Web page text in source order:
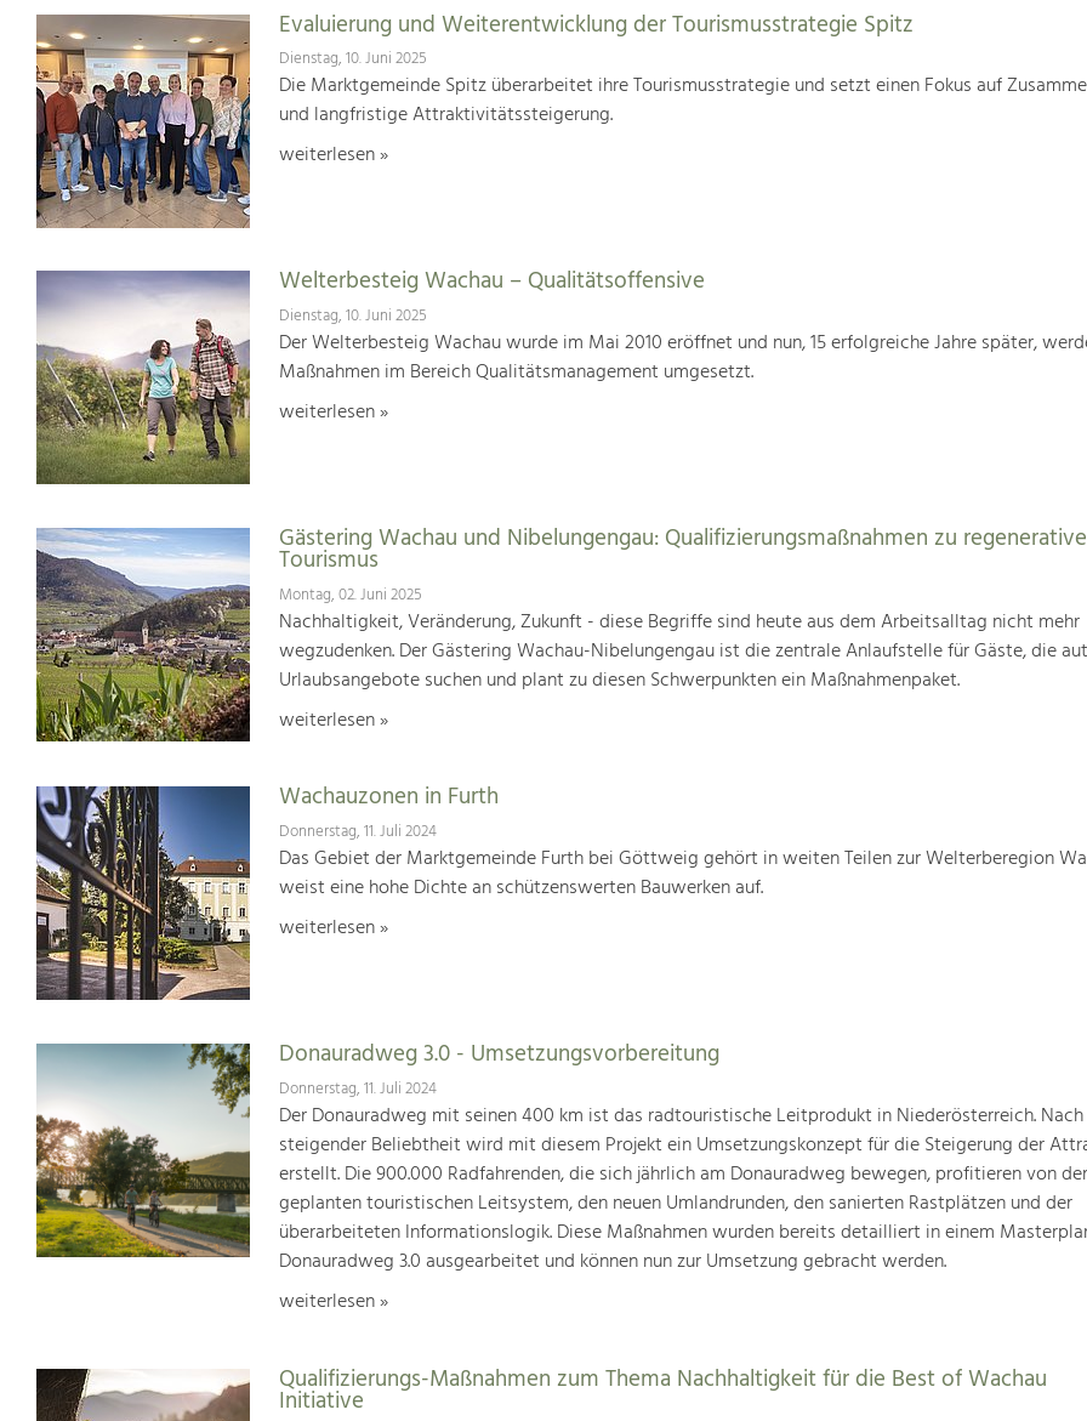
Evaluierung und Weiterentwicklung der Tourismusstrategie Spitz
Dienstag, 10. Juni 2025
Die Marktgemeinde Spitz überarbeitet ihre Tourismusstrategie und setzt einen Fokus auf
und langfristige Attraktivitätssteigerung.
weiterlesen »
Welterbesteig Wachau – Qualitätsoffensive
Dienstag, 10. Juni 2025
Der Welterbesteig Wachau wurde im Mai 2010 eröffnet und nun, 15 erfolgreiche Jahre später,
Maßnahmen im Bereich Qualitätsmanagement umgesetzt.
weiterlesen »
Gästering Wachau und Nibelungengau: Qualifizierungsmaßnahmen zu
Tourismus
Montag, 02. Juni 2025
Nachhaltigkeit, Veränderung, Zukunft - diese Begriffe sind heute aus dem Arbeitsalltag nicht mehr
wegzudenken. Der Gästering Wachau-Nibelungengau ist die zentrale Anlaufstelle für Gäste, die
Urlaubsangebote suchen und plant zu diesen Schwerpunkten ein Maßnahmenpaket.
weiterlesen »
Wachauzonen in Furth
Donnerstag, 11. Juli 2024
Das Gebiet der Marktgemeinde Furth bei Göttweig gehört in weiten Teilen zur Welterberegion
weist eine hohe Dichte an schützenswerten Bauwerken auf.
weiterlesen »
Donauradweg 3.0 - Umsetzungsvorbereitung
Donnerstag, 11. Juli 2024
Der Donauradweg mit seinen 400 km ist das radtouristische Leitprodukt in Niederösterreich. Nach
steigender Beliebtheit wird mit diesem Projekt ein Umsetzungskonzept für die Steigerung der
erstellt. Die 900.000 Radfahrenden, die sich jährlich am Donauradweg bewegen, profitieren von
geplanten touristischen Leitsystem, den neuen Umlandrunden, den sanierten Rastplätzen und der
überarbeiteten Informationslogik. Diese Maßnahmen wurden bereits detailliert in einem
Donauradweg 3.0 ausgearbeitet und können nun zur Umsetzung gebracht werden.
weiterlesen »
Qualifizierungs-Maßnahmen zum Thema Nachhaltigkeit für die Best of Wachau
Initiative